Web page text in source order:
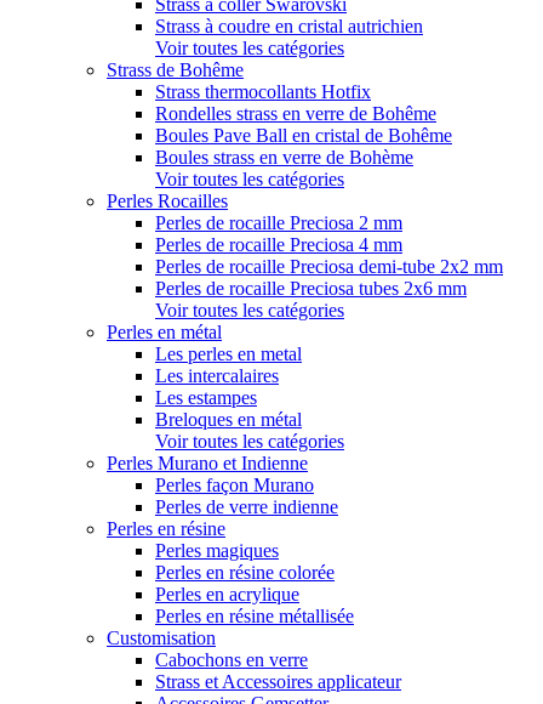
Strass à coller Swarovski
Strass à coudre en cristal autrichien
Voir toutes les catégories
Strass de Bohême
Strass thermocollants Hotfix
Rondelles strass en verre de Bohême
Boules Pave Ball en cristal de Bohême
Boules strass en verre de Bohème
Voir toutes les catégories
Perles Rocailles
Perles de rocaille Preciosa 2 mm
Perles de rocaille Preciosa 4 mm
Perles de rocaille Preciosa demi-tube 2x2 mm
Perles de rocaille Preciosa tubes 2x6 mm
Voir toutes les catégories
Perles en métal
Les perles en metal
Les intercalaires
Les estampes
Breloques en métal
Voir toutes les catégories
Perles Murano et Indienne
Perles façon Murano
Perles de verre indienne
Perles en résine
Perles magiques
Perles en résine colorée
Perles en acrylique
Perles en résine métallisée
Customisation
Cabochons en verre
Strass et Accessoires applicateur